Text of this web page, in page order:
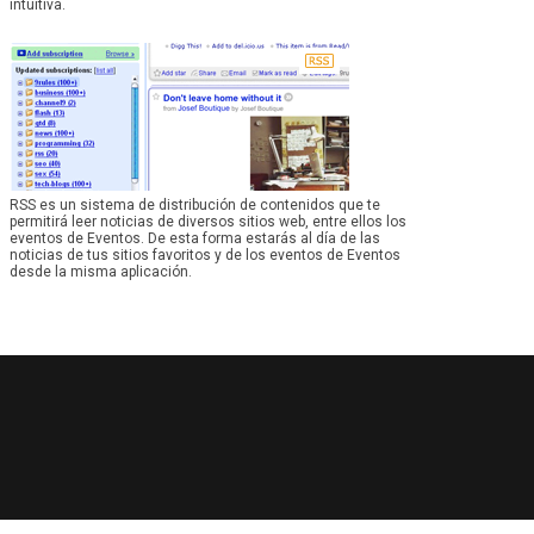
intuitiva.
RSS es un sistema de distribución de contenidos que te
permitirá leer noticias de diversos sitios web, entre ellos los
eventos de Eventos. De esta forma estarás al día de las
noticias de tus sitios favoritos y de los eventos de Eventos
desde la misma aplicación.